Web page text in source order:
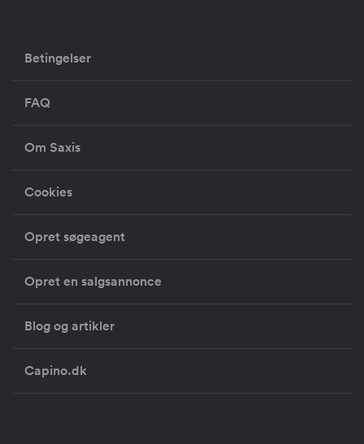
Betingelser
FAQ
Om Saxis
Cookies
Opret søgeagent
Opret en salgsannonce
Blog og artikler
Capino.dk